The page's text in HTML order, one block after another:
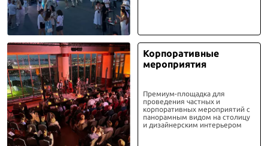
Корпоративные
мероприятия
Премиум-площадка для
проведения частных и
корпоративных мероприятий с
панорамным видом на столицу
и дизайнерским интерьером